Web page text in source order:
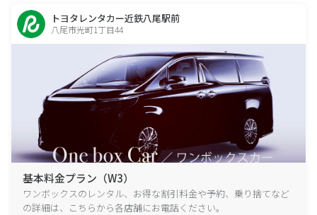
トヨタレンタカー近鉄八尾駅前
八尾市光町1丁目44
基本料金プラン（W3）
ワンボックスのレンタル、お得な割引料金や予約、乗り捨てなど
の詳細は、こちらから各店舗にお電話ください。